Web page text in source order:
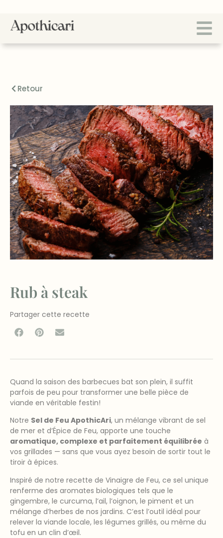
Retour
Rub à steak
Partager cette recette
Quand la saison des barbecues bat son plein, il suffit
parfois de peu pour transformer une belle pièce de
viande en véritable festin!
Notre Sel de Feu ApothicAri, un mélange vibrant de sel
de mer et d’Épice de Feu, apporte une touche
aromatique, complexe et parfaitement équilibrée à
vos grillades — sans que vous ayez besoin de sortir tout le
tiroir à épices.
Inspiré de notre recette de Vinaigre de Feu, ce sel unique
renferme des aromates biologiques tels que le
gingembre, le curcuma, l’ail, l’oignon, le piment et un
mélange d’herbes de nos jardins. C’est l’outil idéal pour
relever la viande locale, les légumes grillés, ou même du
tofu en un clin d’œil.